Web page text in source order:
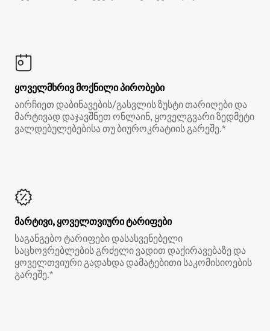
ყოველმხრივ მოქნილი პირობები
აირჩიეთ დაბინავების/გასვლის ზუსტი თარიღები და
მარტივად დაჯავშნეთ ონლაინ, ყოველგვარი ზედმეტი
ვალდებულებებისა თუ ბიუროკრატიის გარეშე.*
მარტივი, ყოველთვიური ტარიფები
საგანგებო ტარიფები დასასვენებელი
საცხოვრებლების გრძელი ვადით დაქირავებაზე და
ყოველთვიური გადახდა დამატებითი საკომისიოების
გარეშე.*